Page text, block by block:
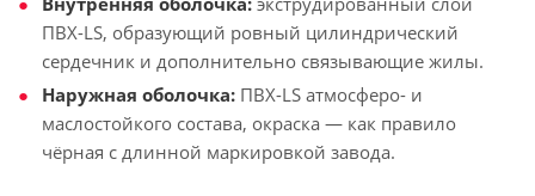
ПВХ-LS, образующий ровный цилиндрический
сердечник и дополнительно связывающие жилы.
Наружная оболочка: ПВХ-LS атмосферо- и
маслостойкого состава, окраска — как правило
чёрная с длинной маркировкой завода.